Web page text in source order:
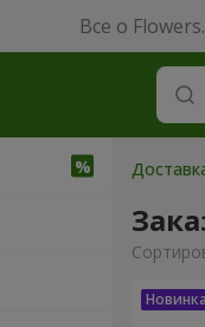
Все о